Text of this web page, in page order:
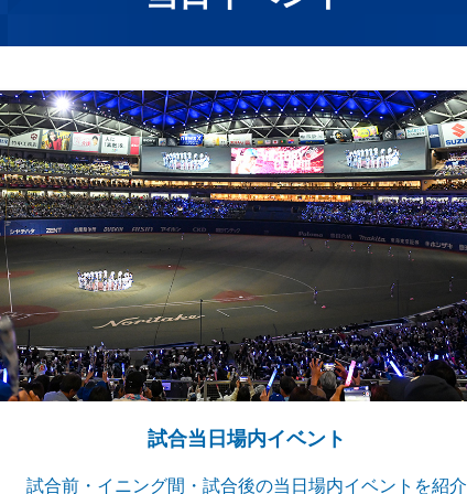
試合当日場内イベント
試合前・イニング間・試合後の当日場内イベントを紹介